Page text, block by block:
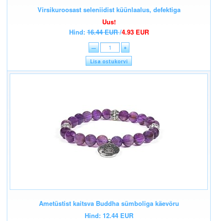
Virsikuroosast seleniidist küünlaalus, defektiga
Uus!
Hind:16.44 EUR/4.93 EUR
—
+
Lisa ostukorvi
Ametüstist kaitsva Buddha sümboliga käevõru
Hind: 12.44 EUR